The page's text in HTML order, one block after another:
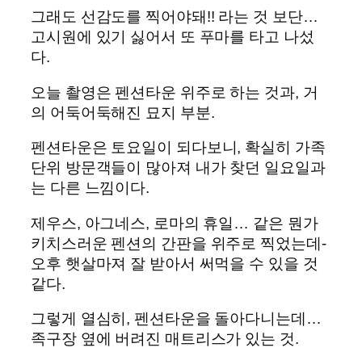
그래도 선감도를 찍어야돼!! 라는 것 보단…
고시원에 있기 싫어서 또 푸마를 타고 나섰
다.
오늘 촬영은 펜션타운 위주로 하는 것과, 거
의 어둑어둑해진 묘지 부분.
펜션타운은 토요일이 되다보니, 확실히 가족
단위 방문객들이 많아져 내가 찾던 일요일과
는 다른 느낌이다.
제우스, 아그네스, 로마의 휴일… 같은 뭔가
키치스러운 펜션의 간판을 위주로 찍었는데-
오후 햇살마져 잘 받아서 써먹을 수 있을 것
같다.
그렇게 열심히, 펜션타운을 돌아다니는데…
족구장 옆에 버려진 매트리스가 있는 것.